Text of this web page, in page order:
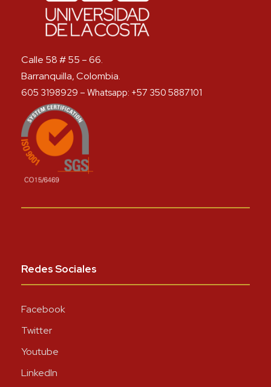
Calle 58 # 55 – 66.
Barranquilla, Colombia.
605 3198929 – Whatsapp: +57 350 5887101
Redes Sociales
Facebook
Twitter
Youtube
LinkedIn